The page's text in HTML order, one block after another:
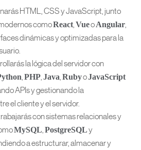
HTML, CSS y JavaScript, junto
comoReact VueoAngular
dinámicas y optimizadas para la
la lógica del servidor con
PHP Java RubyoJavaScript
APIs y gestionando la
el cliente y el servidor.
con sistemas relacionales y
MySQL PostgreSQLy
a estructurar, almacenar y